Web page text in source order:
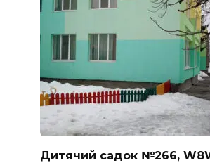
Дитячий садок №266,